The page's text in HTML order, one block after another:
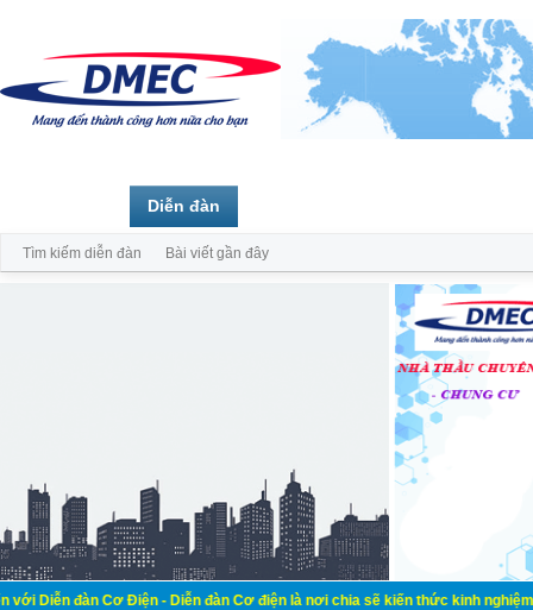
Cơ Điện - Diễn đàn Cơ điện là nơi chia sẽ kiến thức kinh nghiệm trong
Diễn đàn
Tìm kiếm diễn đàn Bài viết gần đây